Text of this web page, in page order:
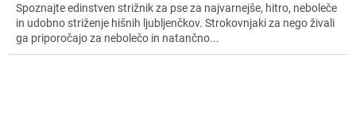
Spoznajte edinstven strižnik za pse za najvarnejše, hitro, neboleče
in udobno striženje hišnih ljubljenčkov. Strokovnjaki za nego živali
ga priporočajo za nebolečo in natančno...